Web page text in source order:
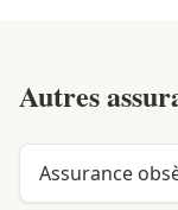
Autres
Assurance